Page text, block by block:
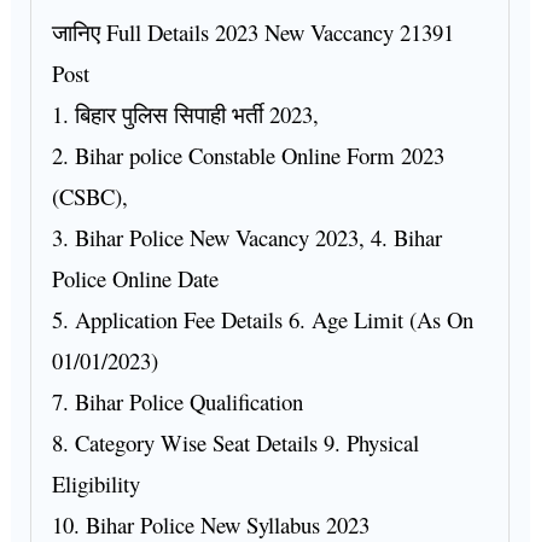
जानिए Full Details 2023 New Vaccancy 21391
Post
1. बिहार पुलिस सिपाही भर्ती 2023,
2. Bihar police Constable Online Form 2023
(CSBC),
3. Bihar Police New Vacancy 2023, 4. Bihar
Police Online Date
5. Application Fee Details 6. Age Limit (As On
01/01/2023)
7. Bihar Police Qualification
8. Category Wise Seat Details 9. Physical
Eligibility
10. Bihar Police New Syllabus 2023